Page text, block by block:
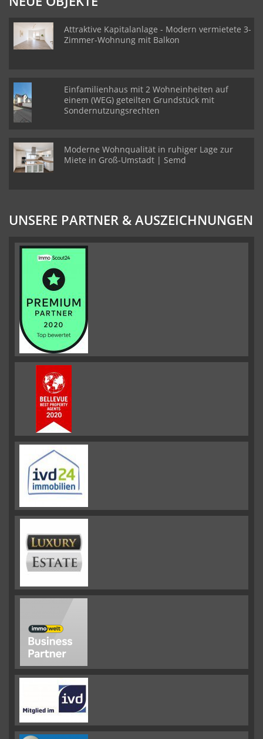
Attraktive Kapitalanlage - Modern vermietete 3-
Zimmer-Wohnung mit Balkon
Einfamilienhaus mit 2 Wohneinheiten auf
einem (WEG) geteilten Grundstück mit
Sondernutzungsrechten
Moderne Wohnqualität in ruhiger Lage zur
Miete in Groß-Umstadt | Semd
UNSERE PARTNER & AUSZEICHNUNGEN